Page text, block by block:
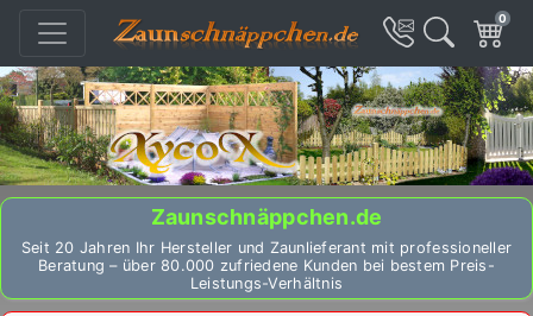
0
Zaunschnäppchen.de
Seit 20 Jahren Ihr Hersteller und Zaunlieferant mit professioneller
Beratung – über 80.000 zufriedene Kunden bei bestem Preis-
Leistungs-Verhältnis